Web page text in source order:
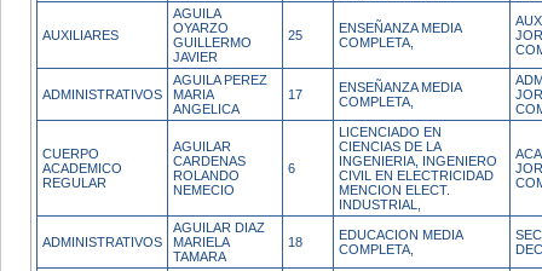
AUXILIARES
AGUILA
OYARZO
GUILLERMO
JAVIER
25
ENSEÑANZA MEDIA
COMPLETA,
ADMINISTRATIVOS
AGUILA PEREZ
MARIA
ANGELICA
17
ENSEÑANZA MEDIA
COMPLETA,
CUERPO
ACADEMICO
REGULAR
AGUILAR
CARDENAS
ROLANDO
NEMECIO
6
LICENCIADO EN
CIENCIAS DE LA
INGENIERIA, INGENIERO
CIVIL EN ELECTRICIDAD
MENCION ELECT.
INDUSTRIAL,
ADMINISTRATIVOS
AGUILAR DIAZ
MARIELA
TAMARA
18
EDUCACION MEDIA
COMPLETA,